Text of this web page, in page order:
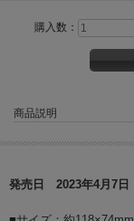
購入数：
商品説明
発売日 2023年4月7日